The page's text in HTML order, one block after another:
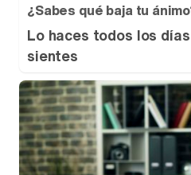
¿Sabes qué baja tu
Lo haces todos los
sientes